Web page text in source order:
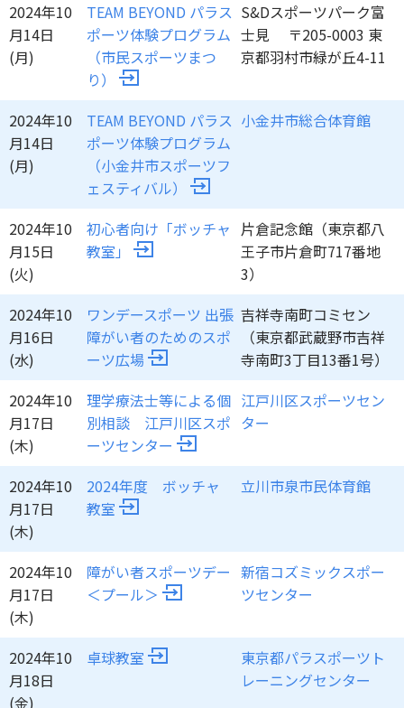
2024年10
月14日
(月)
TEAM BEYOND パラス
ポーツ体験プログラム
（市民スポーツまつ
り）
S&Dスポーツパーク富
士見 〒205-0003 東
京都羽村市緑が丘4-11
2024年10
月14日
(月)
TEAM BEYOND パラス
ポーツ体験プログラム
（小金井市スポーツフ
ェスティバル）
小金井市総合体育館
2024年10
月15日
(火)
初心者向け「ボッチャ
教室」
片倉記念館（東京都八
王子市片倉町717番地
3）
2024年10
月16日
(水)
ワンデースポーツ 出張
障がい者のためのスポ
ーツ広場
吉祥寺南町コミセン
（東京都武蔵野市吉祥
寺南町3丁目13番1号）
2024年10
月17日
(木)
理学療法士等による個
別相談 江戸川区スポ
ーツセンター
江戸川区スポーツセン
ター
2024年10
月17日
(木)
2024年度 ボッチャ
教室
立川市泉市民体育館
2024年10
月17日
(木)
障がい者スポーツデー
＜プール＞
新宿コズミックスポー
ツセンター
2024年10
月18日
(金)
卓球教室
東京都パラスポーツト
レーニングセンター